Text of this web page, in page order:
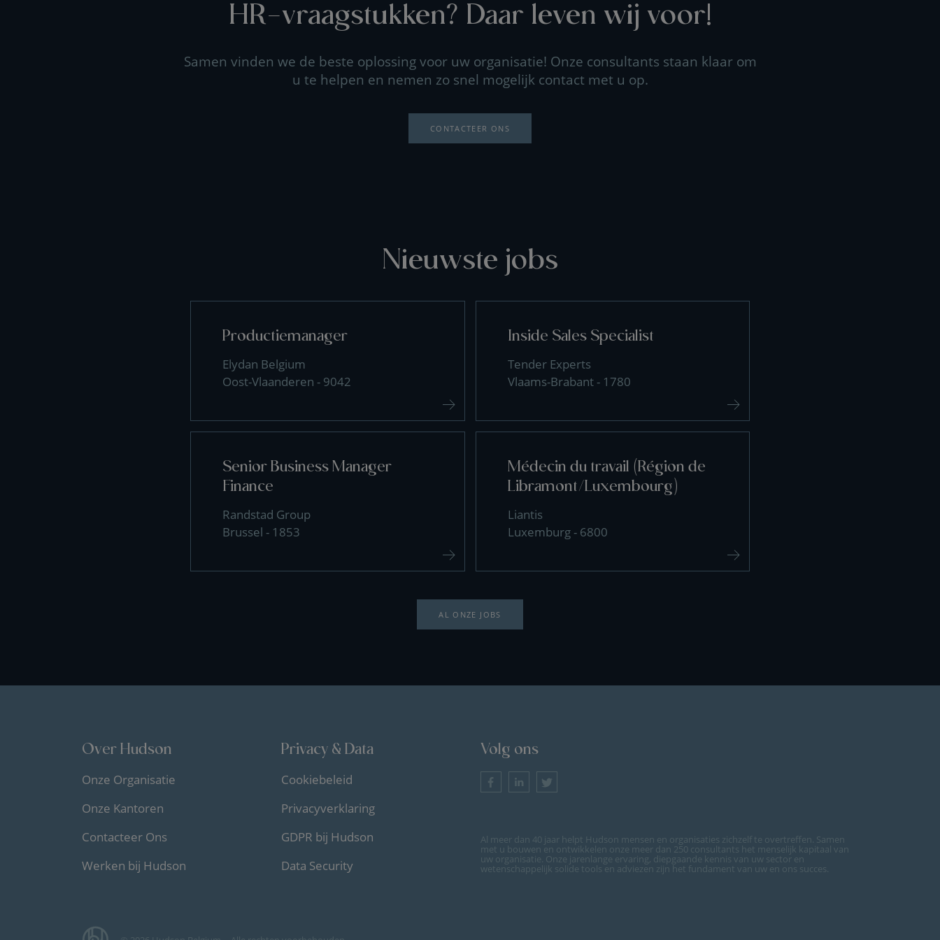
HR-vraagstukken? Daar leven wij voor!
Samen vinden we de beste oplossing voor uw organisatie! Onze consultants staan klaar om
u te helpen en nemen zo snel mogelijk contact met u op.
CONTACTEER ONS
Nieuwste jobs
Productiemanager
Elydan Belgium
Oost-Vlaanderen - 9042
Inside Sales Specialist
Tender Experts
Vlaams-Brabant - 1780
Senior Business Manager
Finance
Randstad Group
Brussel - 1853
Médecin du travail (Région de
Libramont/Luxembourg)
Liantis
Luxemburg - 6800
AL ONZE JOBS
Over Hudson
Onze Organisatie
Onze Kantoren
Contacteer Ons
Werken bij Hudson
Privacy & Data
Cookiebeleid
Privacyverklaring
GDPR bij Hudson
Data Security
Volg ons
Al meer dan 40 jaar helpt Hudson mensen en organisaties zichzelf te overtreffen. Samen
met u bouwen en ontwikkelen onze meer dan 250 consultants het menselijk kapitaal van
uw organisatie. Onze jarenlange ervaring, diepgaande kennis van uw sector en
wetenschappelijk solide tools en adviezen zijn het fundament van uw en ons succes.